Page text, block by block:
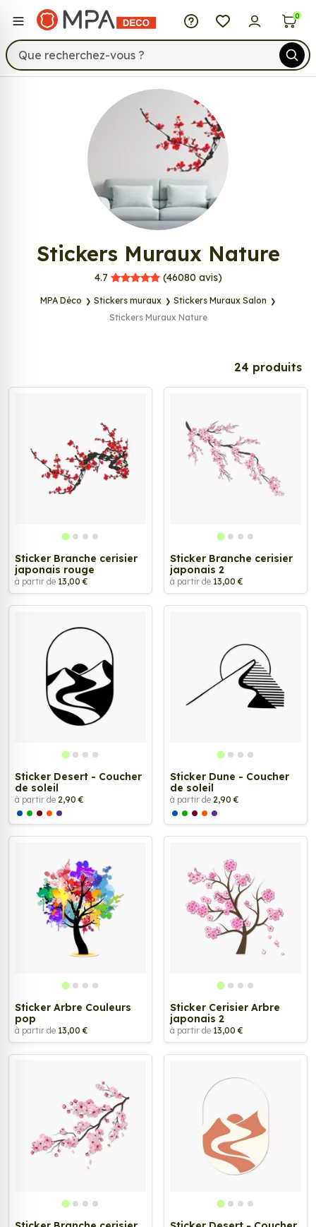
MPA Déco 0
Stickers Muraux Nature
MPA Déco
4.7 (46080 avis)
MPA Déco Stickers muraux
Stickers Muraux Salon
Stickers Muraux Nature
24 produits
Sticker Branche cerisier
japonais rouge
à partir de 13,00 €
Sticker Branche cerisier
japonais 2
à partir de 13,00 €
Sticker Desert - Coucher
de soleil
à partir de 2,90 €
Sticker Dune - Coucher
de soleil
à partir de 2,90 €
Sticker Arbre Couleurs
pop
à partir de 13,00 €
Sticker Cerisier Arbre
japonais 2
à partir de 13,00 €